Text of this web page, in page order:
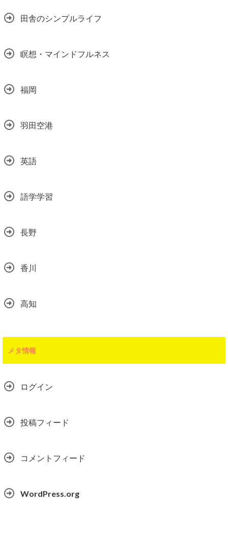
田舎のシンプルライフ
瞑想・マインドフルネス
福岡
羽田空港
英語
語学学習
長野
香川
高知
メタ情報
ログイン
投稿フィード
コメントフィード
WordPress.org